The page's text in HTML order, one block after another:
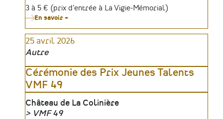
Tarifs
3 à 5 € (prix d'entrée à La Vigie-Mémorial)
En savoir +
|
La
du
Mans,
d'internement
des
Mayennais
25 avril 2026
Autre
Cérémonie des Prix Jeunes Talents
VMF 49
Lieu
Château de La Colinière
VMF 49